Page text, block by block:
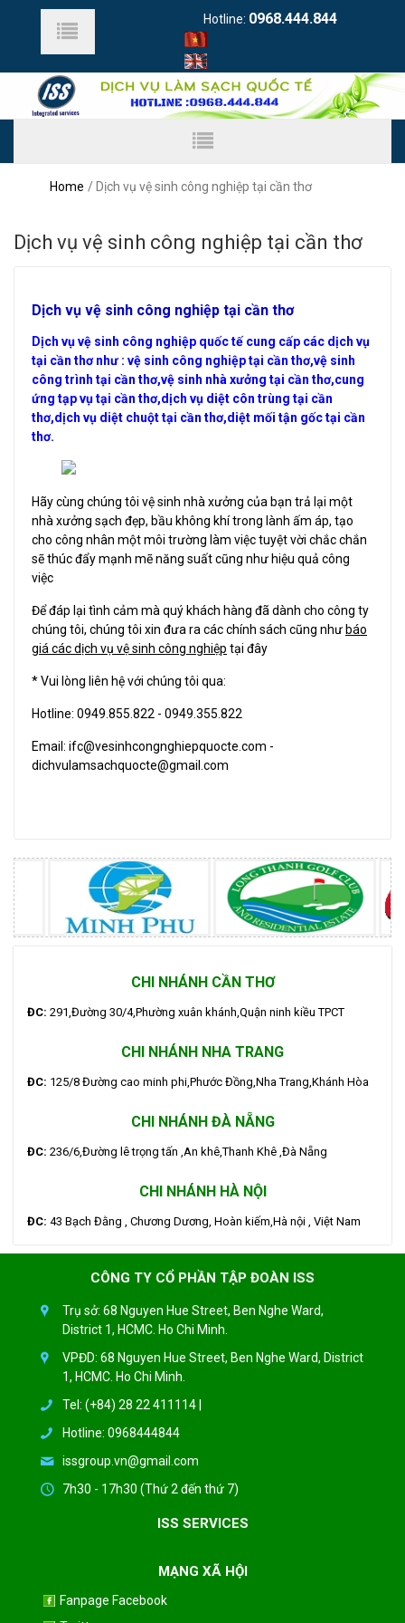
Hotline: 0968.444.844
Home Dịch vụ vệ sinh công nghiệp tại cần thơ
Dịch vụ vệ sinh công nghiệp tại cần thơ
Dịch vụ vệ sinh công nghiệp tại cần thơ
Dịch vụ vệ sinh công nghiệp quốc tế cung cấp các dịch vụ
tại cần thơ như : vệ sinh công nghiệp tại cần thơ,vệ sinh
công trình tại cần thơ,vệ sinh nhà xưởng tại cần thơ,cung
ứng tạp vụ tại cần thơ,dịch vụ diệt côn trùng tại cần
thơ,dịch vụ diệt chuột tại cần thơ,diệt mối tận gốc tại cần
thơ.
Hãy cùng chúng tôi vệ sinh nhà xưởng của bạn trả lại một
nhà xưởng sạch đẹp, bầu không khí trong lành ấm áp, tạo
cho công nhân một môi trường làm việc tuyệt vời chắc chắn
sẽ thúc đẩy mạnh mẽ năng suất cũng như hiệu quả công
việc
Để đáp lại tình cảm mà quý khách hàng đã dành cho công ty
chúng tôi, chúng tôi xin đưa ra các chính sách cũng như báo
giá các dịch vụ vệ sinh công nghiệp tại đây
* Vui lòng liên hệ với chúng tôi qua:
Hotline: 0949.855.822 - 0949.355.822
Email: ifc@vesinhcongnghiepquocte.com -
dichvulamsachquocte@gmail.com
CHI NHÁNH CẦN THƠ
ĐC: 291,Đường 30/4,Phường xuân khánh,Quận ninh kiều TPCT
CHI NHÁNH NHA TRANG
ĐC: 125/8 Đường cao minh phi,Phước Đồng,Nha Trang,Khánh Hòa
CHI NHÁNH ĐÀ NẴNG
ĐC: 236/6,Đường lê trọng tấn ,An khê,Thanh Khê ,Đà Nẵng
CHI NHÁNH HÀ NỘI
ĐC: 43 Bạch Đằng , Chương Dương, Hoàn kiếm,Hà nội , Việt Nam
CÔNG TY CỔ PHẦN TẬP ĐOÀN ISS
Trụ sở: 68 Nguyen Hue Street, Ben Nghe Ward,
District 1, HCMC. Ho Chi Minh.
VPĐD: 68 Nguyen Hue Street, Ben Nghe Ward, District
1, HCMC. Ho Chi Minh.
Tel: (+84) 28 22 411114 |
Hotline: 0968444844
issgroup.vn@gmail.com
7h30 - 17h30 (Thứ 2 đến thứ 7)
ISS SERVICES
MẠNG XÃ HỘI
Fanpage Facebook